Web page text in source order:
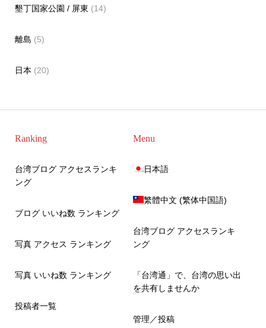
墾丁国家公園 / 屏東 (14)
離島 (5)
日本 (20)
Ranking
台湾ブログ アクセスランキ
ング
ブログ いいね数 ランキング
写真 アクセス ランキング
写真 いいね数 ランキング
投稿者一覧
Menu
日本語
繁體中文 (繁体中国語)
台湾ブログ アクセスランキ
ング
「台湾通」で、台湾の思い出
を共有しませんか
管理／投稿